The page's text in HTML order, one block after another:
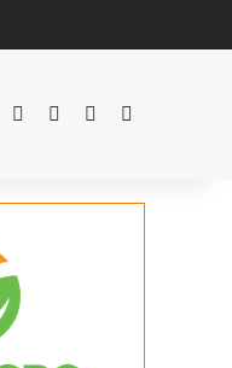
FacebookLinkedInYouTube